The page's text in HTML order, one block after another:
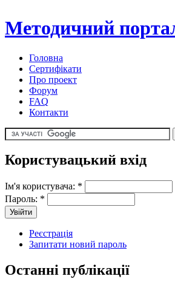
Методичний
Головна
Сертифікати
Про проект
Форум
FAQ
Контакти
Користувацький вхід
Ім'я користувача: *
Пароль: *
Реєстрація
Запитати новий пароль
Останні публікації